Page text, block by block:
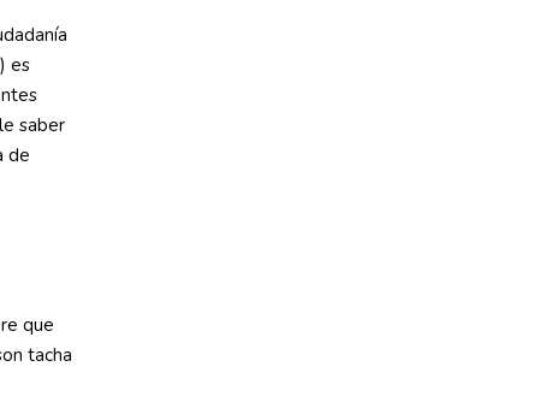
es
saber
de
que
tacha